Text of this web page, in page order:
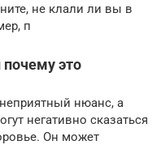
не клали ли вы в
п
это
нюанс, а
негативно сказаться
Он может